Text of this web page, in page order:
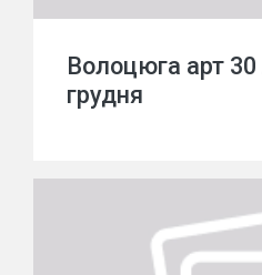
Волоцюга арт
грудня